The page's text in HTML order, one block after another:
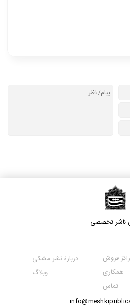
ناشر تخصصی
فروش
همکاری
تماس
دربارۀ نشر مشکی
وبلاگ